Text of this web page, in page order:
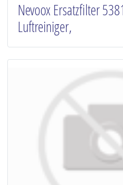
Nevoox Ersatzfilter
Luftreiniger,